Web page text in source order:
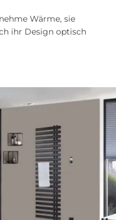
Wärme, sie
ihr Design optisch